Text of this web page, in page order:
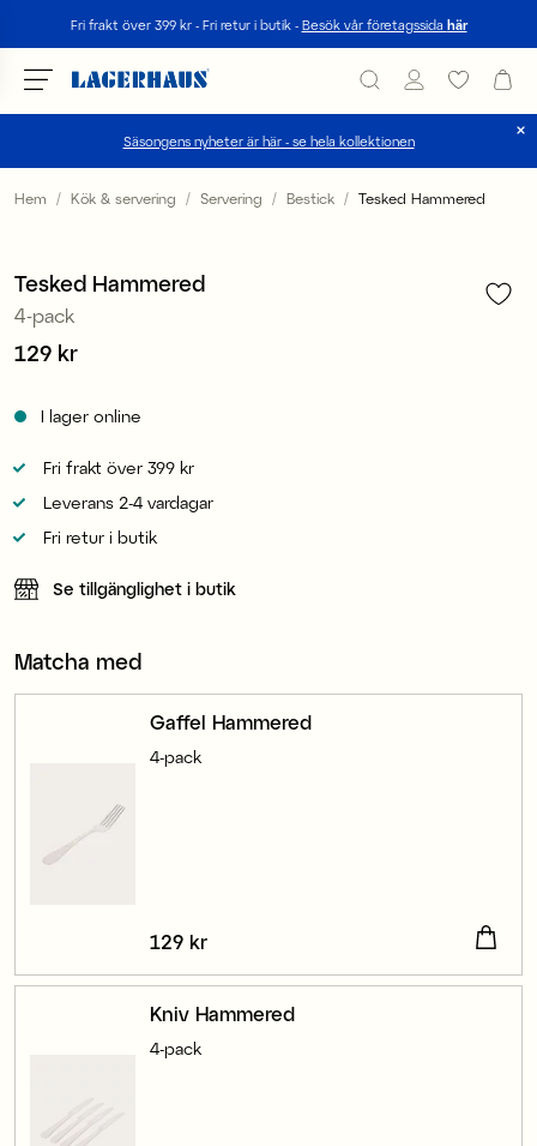
Fri frakt över 399 kr - Fri retur i butik - Besök vår företagssida här
Säsongens nyheter är här - se hela kollektionen
Välj språk / valuta
FI / EUR
Hem Kök & servering Servering Bestick
Tesked Hammered
Tesked Hammered
4-pack
Pris :129 kr
129 kr
I lager online
Fri frakt över 399 kr
Leverans 2-4 vardagar
Fri retur i butik
Se tillgänglighet i butik
Matcha med
Gaffel Hammered
4-pack
Pris :129 kr
129 kr
Kniv Hammered
4-pack